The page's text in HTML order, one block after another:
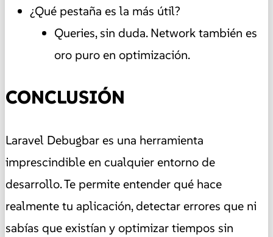
¿Qué pestaña es la más útil?
Queries, sin duda. Network también es
oro puro en optimización.
CONCLUSIÓN
Laravel Debugbar es una herramienta
imprescindible en cualquier entorno de
desarrollo. Te permite entender qué hace
realmente tu aplicación, detectar errores que ni
sabías que existían y optimizar tiempos sin